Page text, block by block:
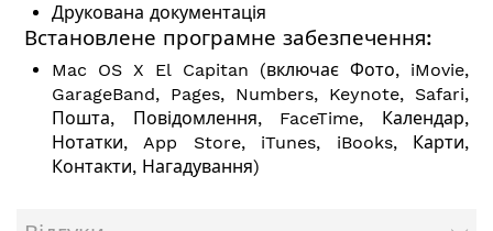
Друкована документація
Встановлене програмне забезпечення:
Mac OS X El Capitan (включає Фото, iMovie,
GarageBand, Pages, Numbers, Keynote, Safari,
Пошта, Повідомлення, FaceTime, Календар,
Нотатки, App Store, iTunes, iBooks, Карти,
Контакти, Нагадування)